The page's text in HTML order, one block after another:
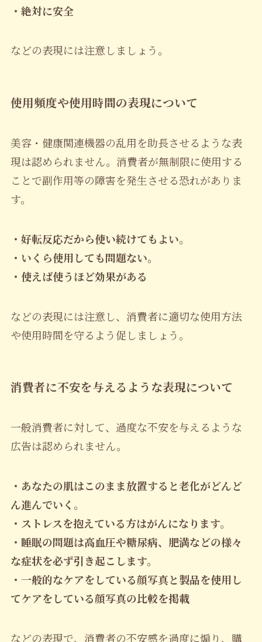
・絶対に安全
などの表現には注意しましょう。
使用頻度や使用時間の表現について
美容・健康関連機器の乱用を助長させるような表
現は認められません。消費者が無制限に使用する
ことで副作用等の障害を発生させる恐れがありま
す。
・好転反応だから使い続けてもよい。
・いくら使用しても問題ない。
・使えば使うほど効果がある
などの表現には注意し、消費者に適切な使用方法
や使用時間を守るよう促しましょう。
消費者に不安を与えるような表現について
一般消費者に対して、過度な不安を与えるような
広告は認められません。
・あなたの肌はこのまま放置すると老化がどんど
ん進んでいく。
・ストレスを抱えている方はがんになります。
・睡眠の問題は高血圧や糖尿病、肥満などの様々
な症状を必ず引き起こします。
・一般的なケアをしている顔写真と製品を使用し
てケアをしている顔写真の比較を掲載
などの表現で、消費者の不安感を過度に煽り、購